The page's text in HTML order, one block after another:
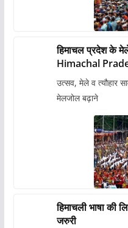
हिमाचल प्रदेश के
Himachal
उत्सव, मेले व त्यौहार
मेलजोल बढ़ाने
हिमाचली भाषा की लिपि ‘टांकरी’ का संरक्षण
जरुरी